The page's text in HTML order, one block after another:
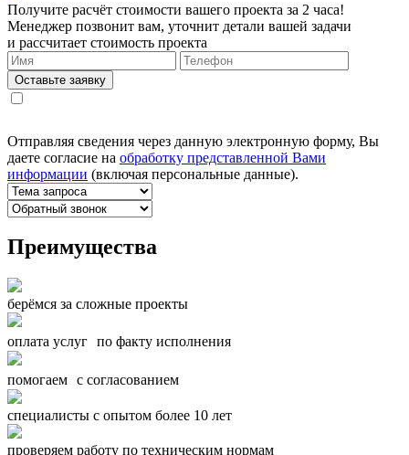
Получите расчёт стоимости вашего проекта за 2 часа!
Менеджер позвонит вам, уточнит детали вашей задачи
и рассчитает стоимость проекта
Оставьте заявку
Отправляя сведения через данную электронную форму, Вы
даете согласие на обработку представленной Вами
информации (включая персональные данные).
Преимущества
берёмся за сложные проекты
оплата услуг по факту исполнения
помогаем с согласованием
специалисты с опытом более 10 лет
проверяем работу по техническим нормам